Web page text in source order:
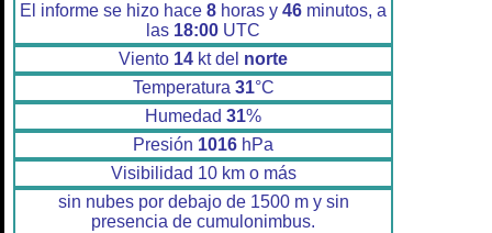
El informe se hizo hace 8 horas y 46 minutos, a
las 18:00 UTC
Viento 14 kt del norte
Temperatura 31°C
Humedad 31%
Presión 1016 hPa
Visibilidad 10 km o más
sin nubes por debajo de 1500 m y sin
presencia de cumulonimbus.